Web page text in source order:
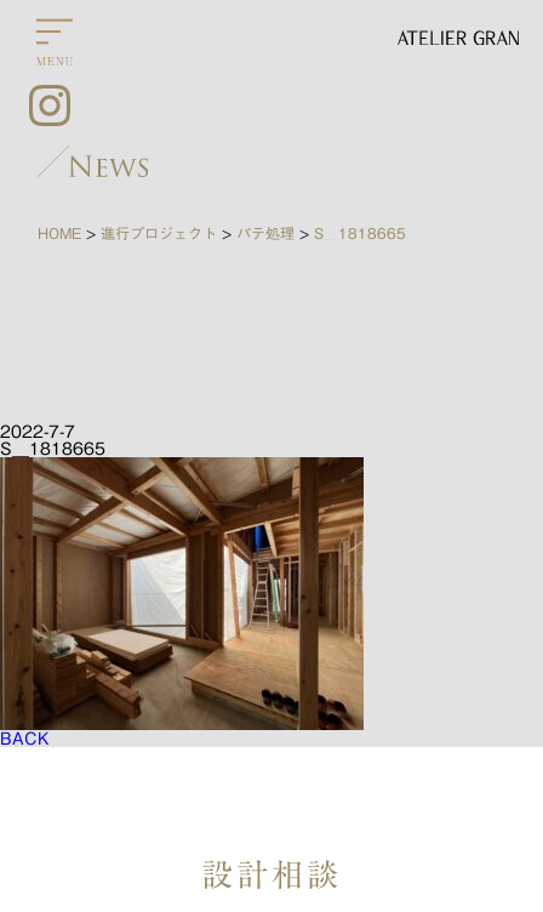
HOME >進行プロジェクト > パテ処理 > S__1818665
2022-7-7
S__1818665
BACK
設計相談